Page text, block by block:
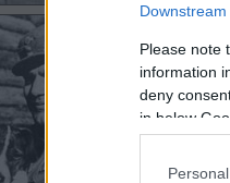
Please note
information
deny
in below